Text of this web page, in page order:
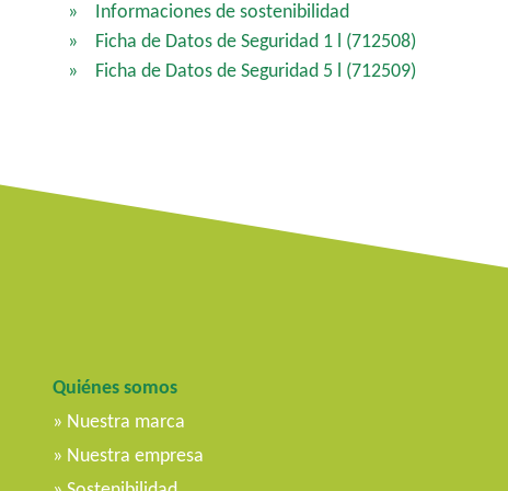
Informaciones de sostenibilidad
Ficha de Datos de Seguridad 1 l (712508)
Ficha de Datos de Seguridad 5 l (712509)
Quiénes somos
Nuestra marca
Nuestra empresa